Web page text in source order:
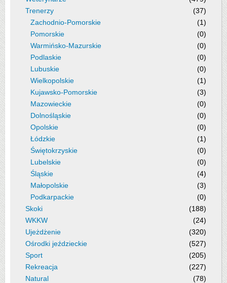
Trenerzy
(37)
Zachodnio-Pomorskie
(1)
Pomorskie
(0)
Warmińsko-Mazurskie
(0)
Podlaskie
(0)
Lubuskie
(0)
Wielkopolskie
(1)
Kujawsko-Pomorskie
(3)
Mazowieckie
(0)
Dolnośląskie
(0)
Opolskie
(0)
Łódzkie
(1)
Świętokrzyskie
(0)
Lubelskie
(0)
Śląskie
(4)
Małopolskie
(3)
Podkarpackie
(0)
Skoki
(188)
WKKW
(24)
Ujeżdżenie
(320)
Ośrodki jeździeckie
(527)
Sport
(205)
Rekreacja
(227)
Natural
(78)